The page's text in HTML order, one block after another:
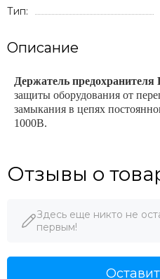
Тип:
Описание
Держатель предохранителя
защиты оборудования от
замыкания в цепях
1000В.
Отзывы о
Здесь еще никто не
первым!